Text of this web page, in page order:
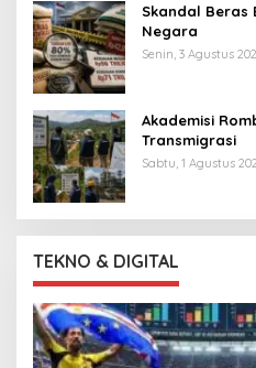
Skandal Beras
Negara
Senin, 3 Agustus
Akademisi
Transmigrasi
Sabtu, 1 Agustus
TEKNO & DIGITAL